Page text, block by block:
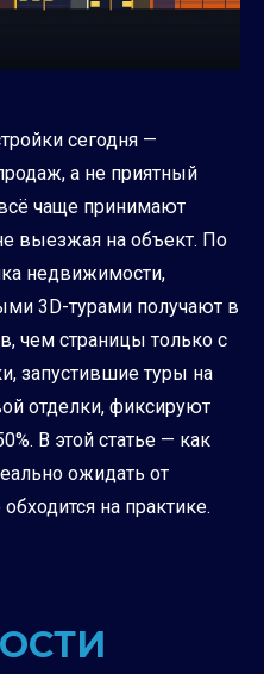
сегодня —
а не приятный
чаще принимают
выезжая на объект. По
недвижимости,
3D-турами получают в
чем страницы только с
запустившие туры на
отделки, фиксируют
В этой статье — как
ожидать от
на практике.